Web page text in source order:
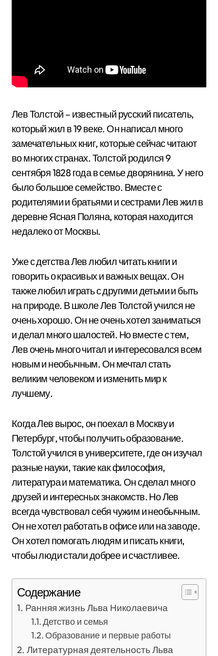
Лев Толстой – известный русский писатель,
который жил в 19 веке. Он написал много
замечательных книг, которые сейчас читают
во многих странах. Толстой родился 9
сентября 1828 года в семье дворянина. У него
было большое семейство. Вместе с
родителями и братьями и сестрами Лев жил в
деревне Ясная Поляна, которая находится
недалеко от Москвы.
Уже с детства Лев любил читать книги и
говорить о красивых и важных вещах. Он
также любил играть с другими детьми и быть
на природе. В школе Лев Толстой учился не
очень хорошо. Он не очень хотел заниматься
и делал много шалостей. Но вместе с тем,
Лев очень много читал и интересовался всем
новым и необычным. Он мечтал стать
великим человеком и изменить мир к
лучшему.
Когда Лев вырос, он поехал в Москву и
Петербург, чтобы получить образование.
Толстой учился в университете, где он изучал
разные науки, такие как философия,
литература и математика. Он сделал много
друзей и интересных знакомств. Но Лев
всегда чувствовал себя чужим и необычным.
Он не хотел работать в офисе или на заводе.
Он хотел помогать людям и писать книги,
чтобы люди стали добрее и счастливее.
Содержание
Ранняя жизнь Льва Николаевича
Детство и семья
Образование и первые работы
Литературная деятельность Льва